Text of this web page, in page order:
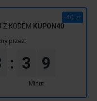
Z KODEM KUPON40
przez:
-40 zł
: 3 9
Minut